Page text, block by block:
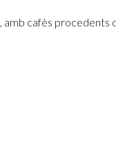
amb cafès procedents